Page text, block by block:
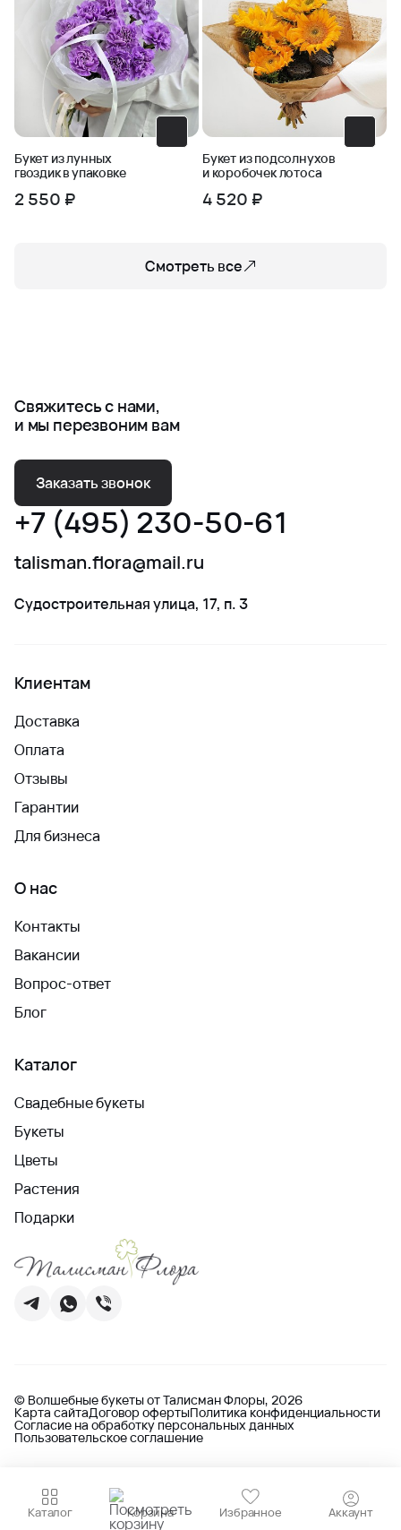
Букет из лунных
гвоздик в упаковке
2 550 ₽
Букет из подсолнухов
и коробочек лотоса
4 520 ₽
Смотреть все
Каталог Корзина Избранное Аккаунт
Свяжитесь с нами,
и мы перезвоним вам
Заказать звонок
+7 (495) 230-50-61
talisman.flora@mail.ru
Судостроительная улица, 17, п. 3
Клиентам
Доставка
Оплата
Отзывы
Гарантии
Для бизнеса
О нас
Контакты
Вакансии
Вопрос-ответ
Блог
Каталог
Свадебные букеты
Букеты
Цветы
Растения
Подарки
© Волшебные букеты от Талисман Флоры, 2026
Карта сайтаДоговор офертыПолитика конфиденциальности
Согласие на обработку персональных данных
Пользовательское соглашение